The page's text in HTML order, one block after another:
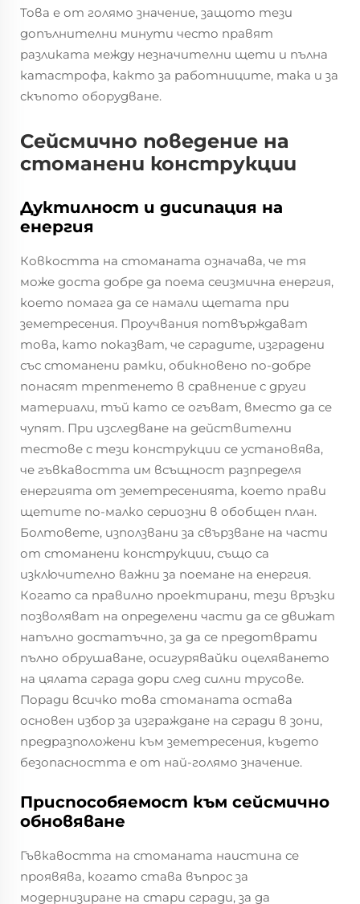
Това е от голямо значение, защото тези
допълнителни минути често правят
разликата между незначителни щети и пълна
катастрофа, както за работниците, така и за
скъпото оборудване.
Сейсмично поведение на
стоманени конструкции
Дуктилност и дисипация на
енергия
Ковкостта на стоманата означава, че тя
може доста добре да поема сеизмична енергия,
което помага да се намали щетата при
земетресения. Проучвания потвърждават
това, като показват, че сградите, изградени
със стоманени рамки, обикновено по-добре
понасят трептенето в сравнение с други
материали, тъй като се огъват, вместо да се
чупят. При изследване на действителни
тестове с тези конструкции се установява,
че гъвкавостта им всъщност разпределя
енергията от земетресенията, което прави
щетите по-малко сериозни в обобщен план.
Болтовете, използвани за свързване на части
от стоманени конструкции, също са
изключително важни за поемане на енергия.
Когато са правилно проектирани, тези връзки
позволяват на определени части да се движат
напълно достатъчно, за да се предотврати
пълно обрушаване, осигурявайки оцеляването
на цялата сграда дори след силни трусове.
Поради всичко това стоманата остава
основен избор за изграждане на сгради в зони,
предразположени към земетресения, където
безопасността е от най-голямо значение.
Приспособяемост към сейсмично
обновяване
Гъвкавостта на стоманата наистина се
проявява, когато става въпрос за
модернизиране на стари сгради, за да